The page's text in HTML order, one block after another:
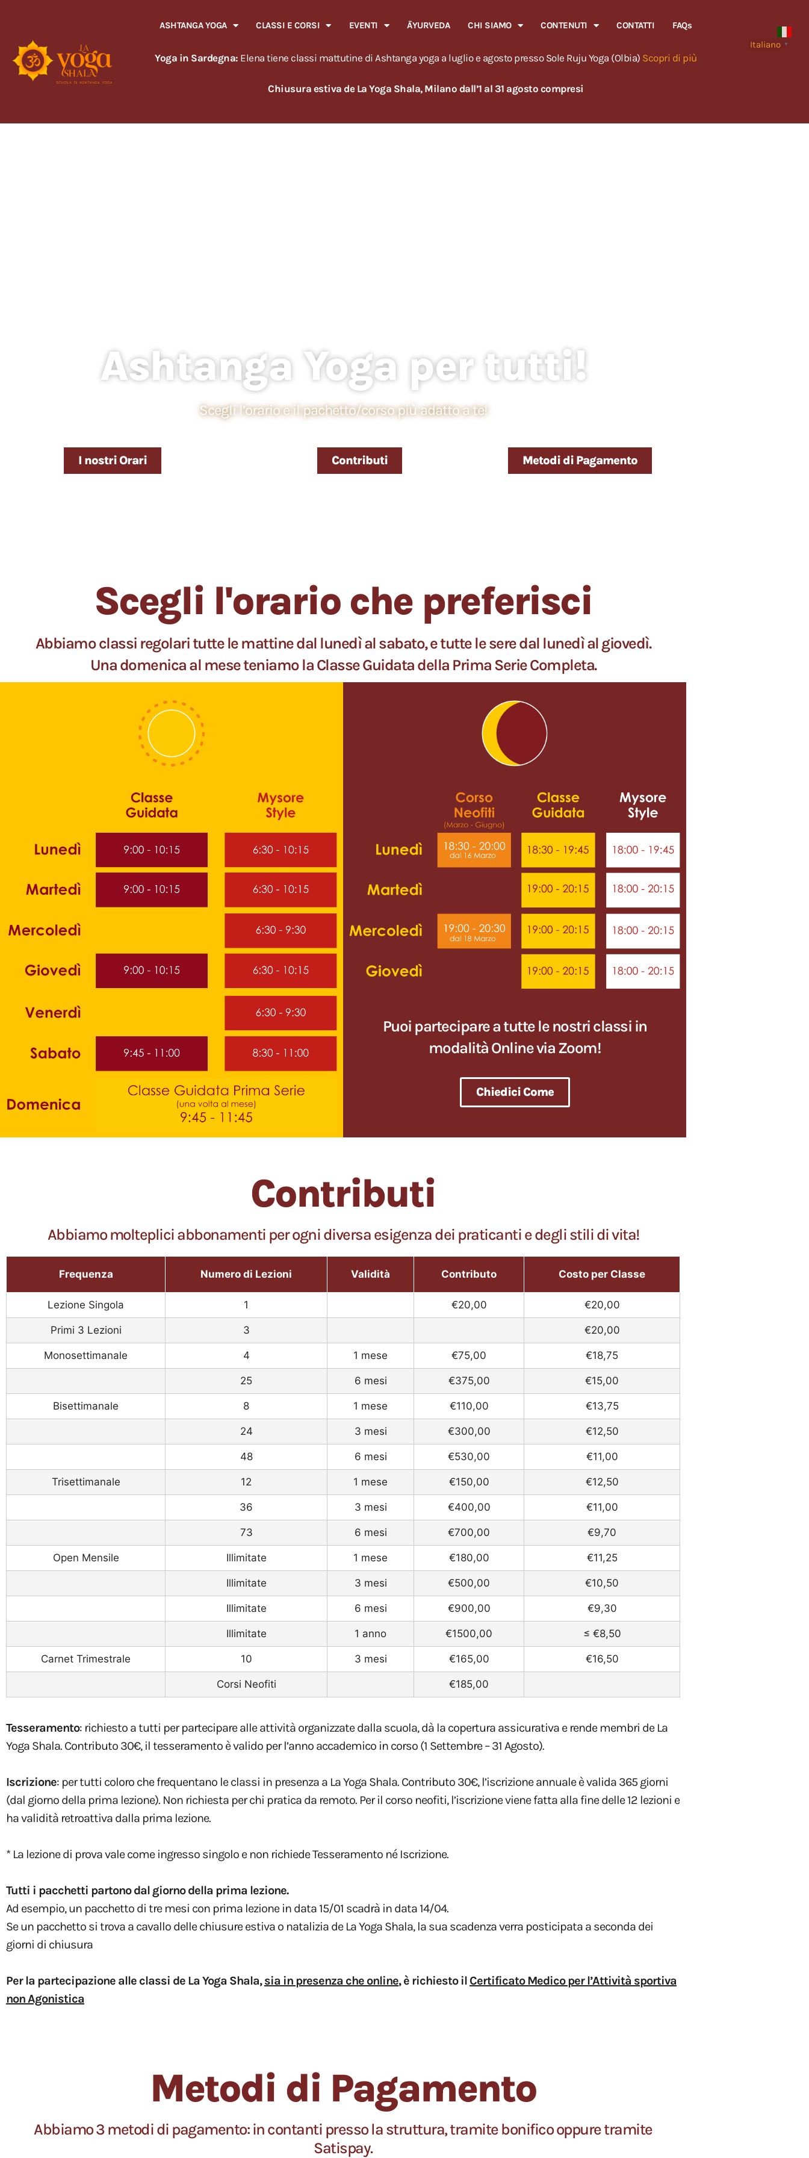
ASHTANGA YOGA CLASSI E CORSI EVENTI ĀYURVEDA CHI SIAMO CONTENUTI CONTATTI FAQs
Yoga in Sardegna: Elena tiene classi mattutine di Ashtanga yoga a luglio e agosto presso Sole Ruju Yoga (Olbia) Scopri di più
Chiusura estiva de La Yoga Shala, Milano dall’1 al 31 agosto compresi
Italiano ▼
Ashtanga Yoga per tutti!
Scegli l’orario e il pachetto/corso più adatto a te!
I nostri Orari Contributi Metodi di Pagamento
Scegli l'orario che preferisci
Abbiamo classi regolari tutte le mattine dal lunedì al sabato, e tutte le sere dal lunedì al giovedì.
Una domenica al mese teniamo la Classe Guidata della Prima Serie Completa.
Puoi partecipare a tutte le nostri classi in
modalità Online via Zoom!
Chiedici Come
Contributi
Abbiamo molteplici abbonamenti per ogni diversa esigenza dei praticanti e degli stili di vita!
Frequenza Numero di Lezioni Validità Contributo Costo per Classe
Lezione Singola 1 €20,00 €20,00
Primi 3 Lezioni 3 €20,00
Monosettimanale 4 1 mese €75,00 €18,75
25 6 mesi €375,00 €15,00
Bisettimanale 8 1 mese €110,00 €13,75
24 3 mesi €300,00 €12,50
48 6 mesi €530,00 €11,00
Trisettimanale 12 1 mese €150,00 €12,50
36 3 mesi €400,00 €11,00
73 6 mesi €700,00 €9,70
Open Mensile Illimitate 1 mese €180,00 €11,25
Illimitate 3 mesi €500,00 €10,50
Illimitate 6 mesi €900,00 €9,30
Illimitate 1 anno €1500,00 ≤ €8,50
Carnet Trimestrale 10 3 mesi €165,00 €16,50
Corsi Neofiti €185,00
Tesseramento: richiesto a tutti per partecipare alle attività organizzate dalla scuola, dà la copertura assicurativa e rende membri de La
Yoga Shala. Contributo 30€, il tesseramento è valido per l’anno accademico in corso (1 Settembre – 31 Agosto).
Iscrizione: per tutti coloro che frequentano le classi in presenza a La Yoga Shala. Contributo 30€, l’iscrizione annuale è valida 365 giorni
(dal giorno della prima lezione). Non richiesta per chi pratica da remoto. Per il corso neofiti, l’iscrizione viene fatta alla fine delle 12 lezioni e
ha validità retroattiva dalla prima lezione.
* La lezione di prova vale come ingresso singolo e non richiede Tesseramento né Iscrizione.
Tutti i pacchetti partono dal giorno della prima lezione.
Ad esempio, un pacchetto di tre mesi con prima lezione in data 15/01 scadrà in data 14/04.
Se un pacchetto si trova a cavallo delle chiusure estiva o natalizia de La Yoga Shala, la sua scadenza verra posticipata a seconda dei
giorni di chiusura
Per la partecipazione alle classi de La Yoga Shala,sia in presenza che online, è richiesto il Certificato Medico per l’Attività sportiva
non Agonistica
Metodi di Pagamento
Abbiamo 3 metodi di pagamento: in contanti presso la struttura, tramite bonifico oppure tramite
Satispay.